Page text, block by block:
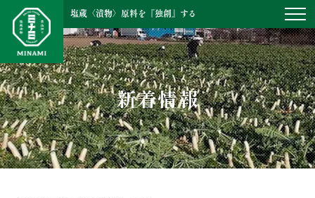
塩蔵〈漬物〉原料を『独創』する
新着情報